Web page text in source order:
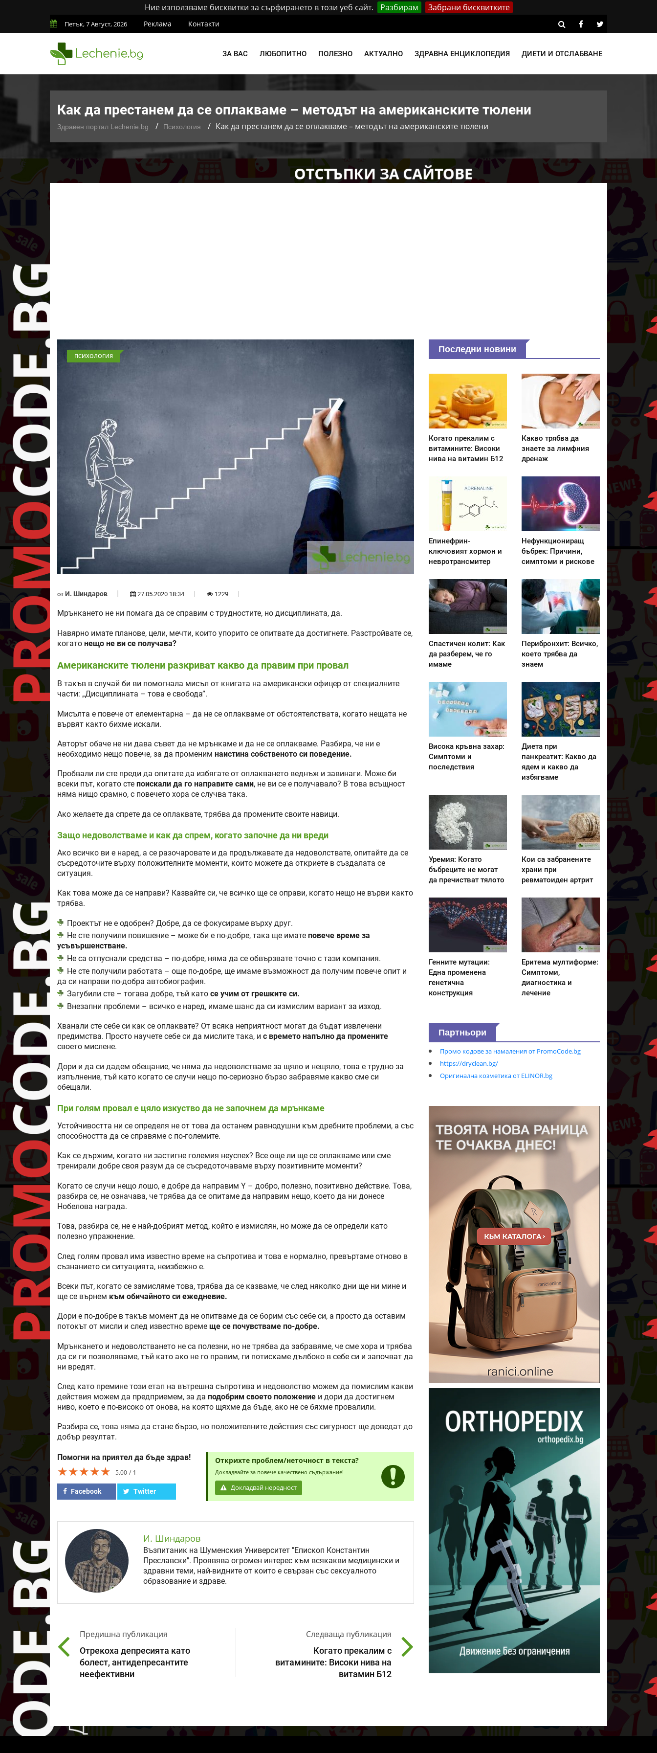
Ние използваме бисквитки за сърфирането в този уеб сайт. Разбирам Забрани бисквитките
Петък, 7 Август, 2026 Реклама Контакти
ЗА ВАС ЛЮБОПИТНО ПОЛЕЗНО АКТУАЛНО ЗДРАВНА ЕНЦИКЛОПЕДИЯ ДИЕТИ И ОТСЛАБВАНЕ
Как да престанем да се оплакваме – методът на американските тюлени
Здравен портал Lechenie.bg Психология Как да престанем да се оплакваме – методът на американските тюлени
ПСИХОЛОГИЯ
от И. Шиндаров 27.05.2020 18:34 1229
Мрънкането не ни помага да се справим с трудностите, но дисциплината, да.
Навярно имате планове, цели, мечти, които упорито се опитвате да достигнете. Разстройвате се,
когато нещо не ви се получава?
Американските тюлени разкриват какво да правим при провал
В такъв в случай би ви помогнала мисъл от книгата на американски офицер от специалните
части: „Дисциплината – това е свобода”.
Мисълта е повече от елементарна – да не се оплакваме от обстоятелствата, когато нещата не
вървят както бихме искали.
Авторът обаче не ни дава съвет да не мрънкаме и да не се оплакваме. Разбира, че ни е
необходимо нещо повече, за да променим наистина собственото си поведение.
Пробвали ли сте преди да опитате да избягате от оплакването веднъж и завинаги. Може би
всеки път, когато сте поискали да го направите сами, не ви се е получавало? В това всъщност
няма нищо срамно, с повечето хора се случва така.
Ако желаете да спрете да се оплаквате, трябва да промените своите навици.
Защо недоволстваме и как да спрем, когато започне да ни вреди
Ако всичко ви е наред, а се разочаровате и да продължавате да недоволствате, опитайте да се
съсредоточите върху положителните моменти, които можете да откриете в създалата се
ситуация.
Как това може да се направи? Казвайте си, че всичко ще се оправи, когато нещо не върви както
трябва.
Проектът не е одобрен? Добре, да се фокусираме върху друг.
Не сте получили повишение – може би е по-добре, така ще иматеповече време за
усъвършенстване.
Не са отпуснали средства – по-добре, няма да се обвързвате точно с тази компания.
Не сте получили работата – още по-добре, ще имаме възможност да получим повече опит и
да си направи по-добра автобиография.
Загубили сте – тогава добре, тъй катосе учим от грешките си.
Внезапни проблеми – всичко е наред, имаме шанс да си измислим вариант за изход.
Хванали сте себе си как се оплаквате? От всяка неприятност могат да бъдат извлечени
предимства. Просто научете себе си да мислите така, и с времето напълно да промените
своето мислене.
Дори и да си дадем обещание, че няма да недоволстваме за щяло и нещяло, това е трудно за
изпълнение, тъй като когато се случи нещо по-сериозно бързо забравяме какво сме си
обещали.
При голям провал е цяло изкуство да не започнем да мрънкаме
Устойчивостта ни се определя не от това да останем равнодушни към дребните проблеми, а със
способността да се справяме с по-големите.
Как се държим, когато ни застигне големия неуспех? Все още ли ще се оплакваме или сме
тренирали добре своя разум да се съсредоточаваме върху позитивните моменти?
Когато се случи нещо лошо, е добре да направим Y – добро, полезно, позитивно действие. Това,
разбира се, не означава, че трябва да се опитаме да направим нещо, което да ни донесе
Нобелова награда.
Това, разбира се, не е най-добрият метод, който е измислян, но може да се определи като
полезно упражнение.
След голям провал има известно време на съпротива и това е нормално, превъртаме отново в
съзнанието си ситуацията, неизбежно е.
Всеки път, когато се замисляме това, трябва да се казваме, че след няколко дни ще ни мине и
ще се върнем към обичайното си ежедневие.
Дори е по-добре в такъв момент да не опитваме да се борим със себе си, а просто да оставим
потокът от мисли и след известно време ще се почувстваме по-добре.
Мрънкането и недоволстването не са полезни, но не трябва да забравяме, че сме хора и трябва
да си ги позволяваме, тъй като ако не го правим, ги потискаме дълбоко в себе си и започват да
ни вредят.
След като премине този етап на вътрешна съпротива и недоволство можем да помислим какви
действия можем да предприемем, за да подобрим своето положение и дори да достигнем
ниво, което е по-високо от онова, на която щяхме да бъде, ако не се бяхме провалили.
Разбира се, това няма да стане бързо, но положителните действия със сигурност ще доведат до
добър резултат.
Помогни на приятел да бъде здрав!
★★★★★
★★★★★
★★★★★ 5.00 1
Facebook Twitter
Открихте проблем/неточност в текста?
Докладвайте за повече качествено съдържание!
Докладвай нередност
И. Шиндаров
Възпитаник на Шуменския Университет "Епископ Константин
Преславски". Проявява огромен интерес към всякакви медицински и
здравни теми, най-видните от които е свързан със сексуалното
образование и здраве.
Предишна публикация
Отрекоха депресията като
болест, антидепресантите
неефективни
Следваща публикация
Когато прекалим с
витамините: Високи нива на
витамин Б12
Последни новини
Когато прекалим с
витамините: Високи
нива на витамин Б12
Какво трябва да
знаете за лимфния
дренаж
Епинефрин-
ключовият хормон и
невротрансмитер
Нефункциониращ
бъбрек: Причини,
симптоми и рискове
Спастичен колит: Как
да разберем, че го
имаме
Перибронхит: Всичко,
което трябва да
знаем
Висока кръвна захар:
Симптоми и
последствия
Диета при
панкреатит: Kакво да
ядем и какво да
избягваме
Уремия: Когато
бъбреците не могат
да пречистват тялото
Кои са забранените
храни при
ревматоиден артрит
Генните мутации:
Една променена
генетична
конструкция
Еритема мултиформе:
Симптоми,
диагностика и
лечение
Партньори
Промо кодове за намаления от PromoCode.bg
https://dryclean.bg/
Оригинална козметика от ELINOR.bg